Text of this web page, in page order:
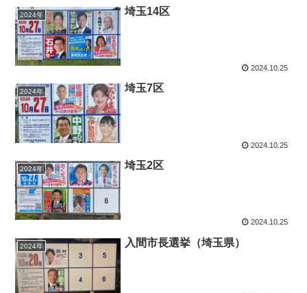
2024年 埼玉14区
2024.10.25
2024年 埼玉7区
2024.10.25
2024年 埼玉2区
2024.10.25
2024年 入間市長選挙（埼玉県）